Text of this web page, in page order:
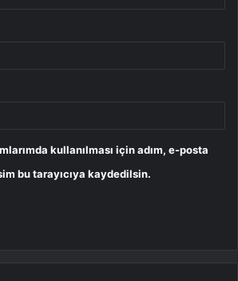
kullanılması için adım, e-posta
bu tarayıcıya kaydedilsin.